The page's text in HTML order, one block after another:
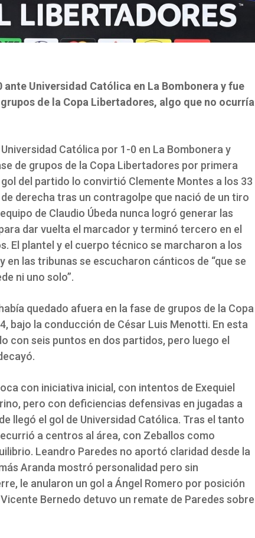
Universidad Católica en La Bombonera y fue
de la Copa Libertadores, algo que no ocurría
Católica por 1-0 en La Bombonera y
de grupos de la Copa Libertadores por primera
del partido lo convirtió Clemente Montes a los 33
derecha tras un contragolpe que nació de un tiro
de Claudio Úbeda nunca logró generar las
dar vuelta el marcador y terminó tercero en el
El plantel y el cuerpo técnico se marcharon a los
en las tribunas se escucharon cánticos de “que se
ni uno solo”.
quedado afuera en la fase de grupos de la Copa
bajo la conducción de César Luis Menotti. En esta
con seis puntos en dos partidos, pero luego el
con iniciativa inicial, con intentos de Exequiel
pero con deficiencias defensivas en jugadas a
llegó el gol de Universidad Católica. Tras el tanto
a centros al área, con Zeballos como
Leandro Paredes no aportó claridad desde la
Aranda mostró personalidad pero sin
le anularon un gol a Ángel Romero por posición
Bernedo detuvo un remate de Paredes sobre